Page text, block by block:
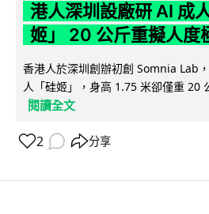
港人深圳設廠研 AI 成
姬」 20 公斤重擬人度
香港人於深圳創辦初創 Somnia Lab
人「硅姬」，身高 1.75 米卻僅重 20
閱讀全文
2 分享